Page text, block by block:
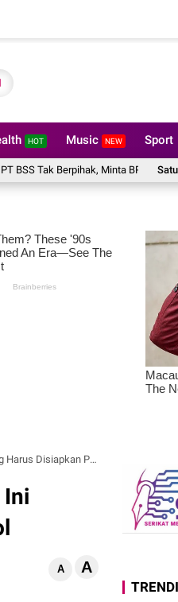
HOT Music NEW Sport
Berpihak, Minta BPN Bogor I Tinjau
Disiapkan Parpol
Ini
A A